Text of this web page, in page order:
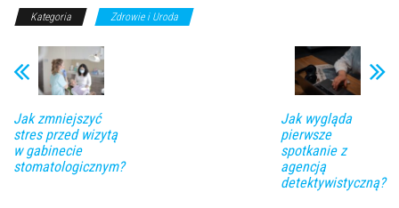
Kategoria Zdrowie i Uroda
Jak zmniejszyć
stres przed wizytą
w gabinecie
stomatologicznym?
Jak wygląda
pierwsze
spotkanie z
agencją
detektywistyczną?